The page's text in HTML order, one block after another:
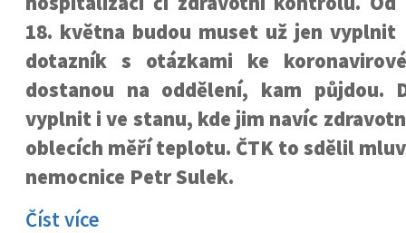
18. května budou muset už jen vyplnit
dotazník s otázkami ke
dostanou na oddělení, kam půjdou.
vyplnit i ve stanu, kde jim navíc
oblecích měří teplotu. ČTK to sdělil
nemocnice Petr Sulek.
Číst více